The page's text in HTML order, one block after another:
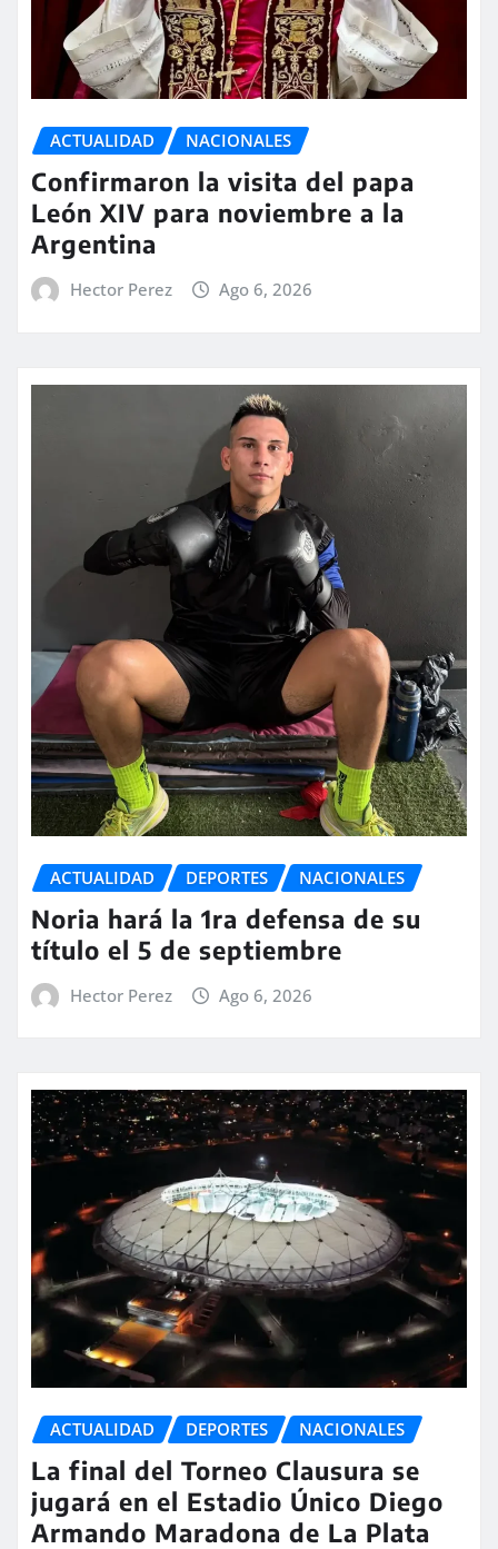
ACTUALIDAD NACIONALES
Confirmaron la visita del papa
León XIV para noviembre a la
Argentina
Hector Perez Ago 6, 2026
ACTUALIDAD DEPORTES NACIONALES
Noria hará la 1ra defensa de su
título el 5 de septiembre
Hector Perez Ago 6, 2026
ACTUALIDAD DEPORTES NACIONALES
La final del Torneo Clausura se
jugará en el Estadio Único Diego
Armando Maradona de La Plata